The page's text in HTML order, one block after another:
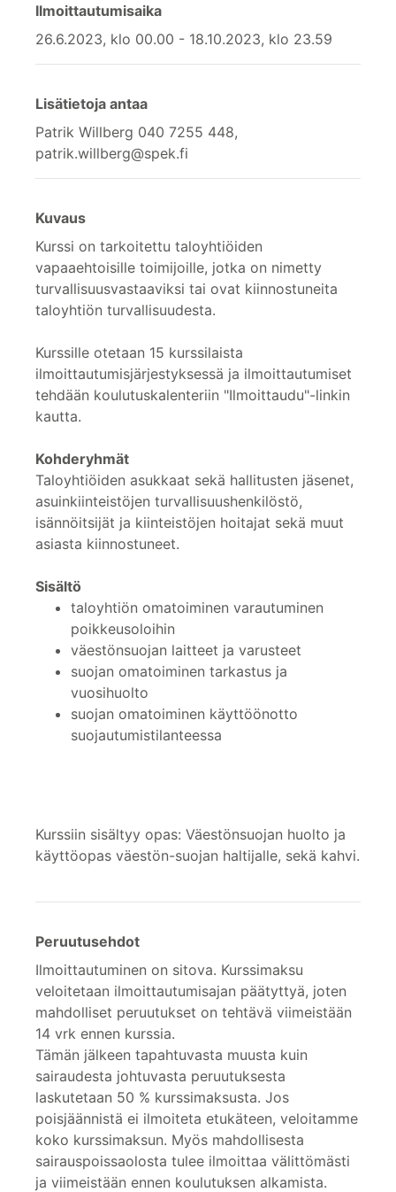
Ilmoittautumisaika
26.6.2023, klo 00.00 - 18.10.2023, klo 23.59
Lisätietoja antaa
Patrik Willberg 040 7255 448,
patrik.willberg@spek.fi
Kuvaus
Kurssi on tarkoitettu taloyhtiöiden
vapaaehtoisille toimijoille, jotka on nimetty
turvallisuusvastaaviksi tai ovat kiinnostuneita
taloyhtiön turvallisuudesta.
Kurssille otetaan 15 kurssilaista
ilmoittautumisjärjestyksessä ja ilmoittautumiset
tehdään koulutuskalenteriin "Ilmoittaudu"-linkin
kautta.
Kohderyhmät
Taloyhtiöiden asukkaat sekä hallitusten jäsenet,
asuinkiinteistöjen turvallisuushenkilöstö,
isännöitsijät ja kiinteistöjen hoitajat sekä muut
asiasta kiinnostuneet.
Sisältö
taloyhtiön omatoiminen varautuminen
poikkeusoloihin
väestönsuojan laitteet ja varusteet
suojan omatoiminen tarkastus ja
vuosihuolto
suojan omatoiminen käyttöönotto
suojautumistilanteessa
Kurssiin sisältyy opas: Väestönsuojan huolto ja
käyttöopas väestön-suojan haltijalle, sekä kahvi.
Peruutusehdot
Ilmoittautuminen on sitova. Kurssimaksu
veloitetaan ilmoittautumisajan päätyttyä, joten
mahdolliset peruutukset on tehtävä viimeistään
14 vrk ennen kurssia.
Tämän jälkeen tapahtuvasta muusta kuin
sairaudesta johtuvasta peruutuksesta
laskutetaan 50 % kurssimaksusta. Jos
poisjäännistä ei ilmoiteta etukäteen, veloitamme
koko kurssimaksun. Myös mahdollisesta
sairauspoissaolosta tulee ilmoittaa välittömästi
ja viimeistään ennen koulutuksen alkamista.